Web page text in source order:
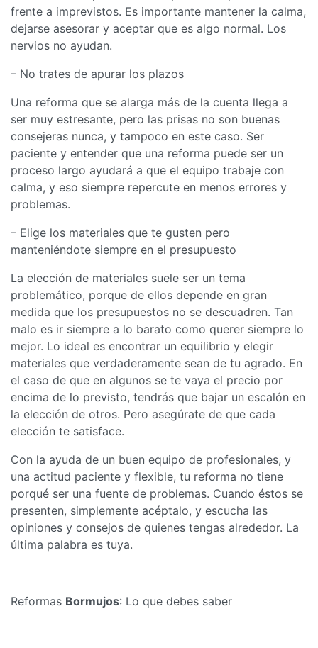
frente a imprevistos. Es importante mantener la calma,
dejarse asesorar y aceptar que es algo normal. Los
nervios no ayudan.
– No trates de apurar los plazos
Una reforma que se alarga más de la cuenta llega a
ser muy estresante, pero las prisas no son buenas
consejeras nunca, y tampoco en este caso. Ser
paciente y entender que una reforma puede ser un
proceso largo ayudará a que el equipo trabaje con
calma, y eso siempre repercute en menos errores y
problemas.
– Elige los materiales que te gusten pero
manteniéndote siempre en el presupuesto
La elección de materiales suele ser un tema
problemático, porque de ellos depende en gran
medida que los presupuestos no se descuadren. Tan
malo es ir siempre a lo barato como querer siempre lo
mejor. Lo ideal es encontrar un equilibrio y elegir
materiales que verdaderamente sean de tu agrado. En
el caso de que en algunos se te vaya el precio por
encima de lo previsto, tendrás que bajar un escalón en
la elección de otros. Pero asegúrate de que cada
elección te satisface.
Con la ayuda de un buen equipo de profesionales, y
una actitud paciente y flexible, tu reforma no tiene
porqué ser una fuente de problemas. Cuando éstos se
presenten, simplemente acéptalo, y escucha las
opiniones y consejos de quienes tengas alrededor. La
última palabra es tuya.
Reformas Bormujos: Lo que debes saber